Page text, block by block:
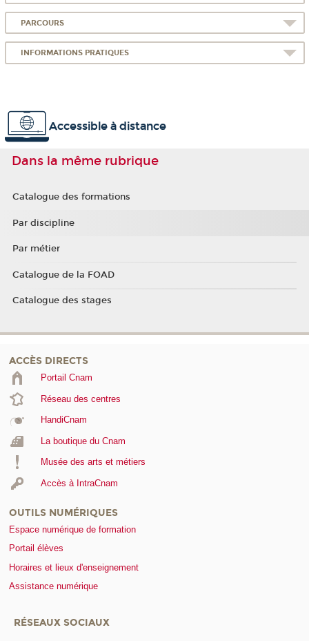
PARCOURS
INFORMATIONS PRATIQUES
Accessible à distance
Dans la même rubrique
Catalogue des formations
Par discipline
Par métier
Catalogue de la FOAD
Catalogue des stages
ACCÈS DIRECTS
Portail Cnam
Réseau des centres
HandiCnam
La boutique du Cnam
Musée des arts et métiers
Accès à IntraCnam
OUTILS NUMÉRIQUES
Espace numérique de formation
Portail élèves
Horaires et lieux d'enseignement
Assistance numérique
RÉSEAUX SOCIAUX